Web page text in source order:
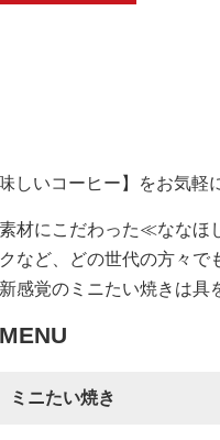
いコーヒー】をお気軽
素材にこだわった≪ななほ
クなど、どの世代の方々で
新感覚のミニたい焼きは具
MENU
ミニたい焼き